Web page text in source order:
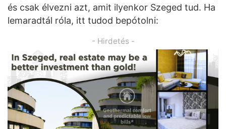
és csak élvezni azt, amit ilyenkor Szeged tud. Ha
lemaradtál róla, itt tudod bepótolni:
- Hirdetés -